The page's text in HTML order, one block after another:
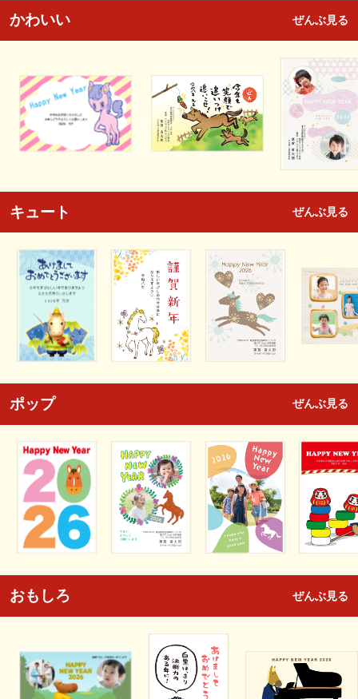
かわいい ぜんぶ見る
キュート ぜんぶ見る
ポップ ぜんぶ見る
おもしろ ぜんぶ見る